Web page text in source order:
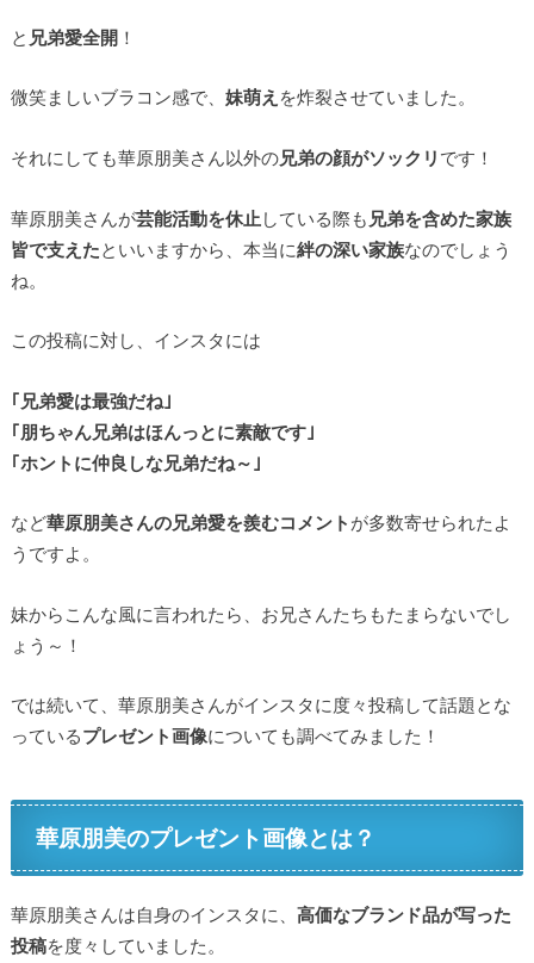
と 兄弟愛全開！
微笑ましいブラコン感で、 妹萌え を炸裂させていました。
それにしても華原朋美さん以外の兄弟の顔がソックリ です！
華原朋美さんが芸能活動を休止 している際も 兄弟を含めた家族
皆で支えた といいますから、本当に絆の深い家族なのでしょう
ね。
この投稿に対し、インスタには
｢兄弟愛は最強だね｣
｢朋ちゃん兄弟はほんっとに素敵です｣
｢ホントに仲良しな兄弟だね～｣
など華原朋美さんの兄弟愛を羨むコメント が多数寄せられたよ
うですよ。
妹からこんな風に言われたら、お兄さんたちもたまらないでし
ょう～！
では続いて、華原朋美さんがインスタに度々投稿して話題とな
っているプレゼント画像についても調べてみました！
華原朋美のプレゼント画像とは？
華原朋美さんは自身のインスタに、 高価なブランド品が写った
投稿を度々していました。